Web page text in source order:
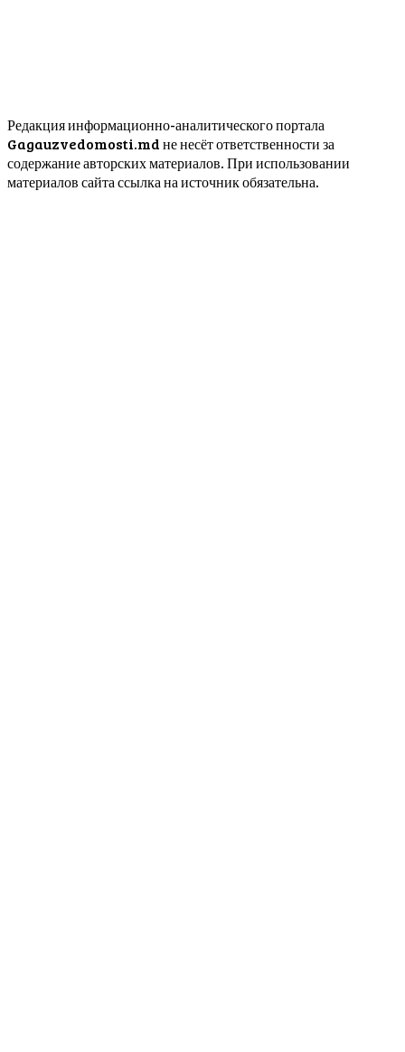
Редакция информационно-аналитического портала
Gagauzvedomosti.md не несёт ответственности за
содержание авторских материалов. При использовании
материалов сайта ссылка на источник обязательна.